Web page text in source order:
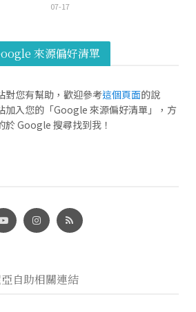
07-17
來源偏好清單
對您有幫助，歡迎參考這個頁面的說
加入您的「Google 來源偏好清單」，方
於 Google 搜尋找到我！
自助相關連結